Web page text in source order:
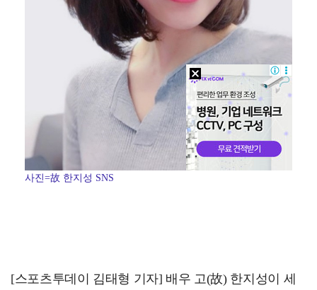
사진=故 한지성 SNS
[스포츠투데이 김태형 기자] 배우 고(故) 한지성이 세